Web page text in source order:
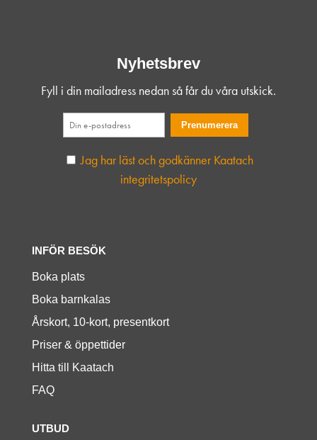
Nyhetsbrev
Fyll i din mailadress nedan så får du våra utskick.
Jag har läst och godkänner Kaatach
integritetspolicy
INFÖR BESÖK
Boka plats
Boka barnkalas
Årskort, 10-kort, presentkort
Priser & öppettider
Hitta till Kaatach
FAQ
UTBUD